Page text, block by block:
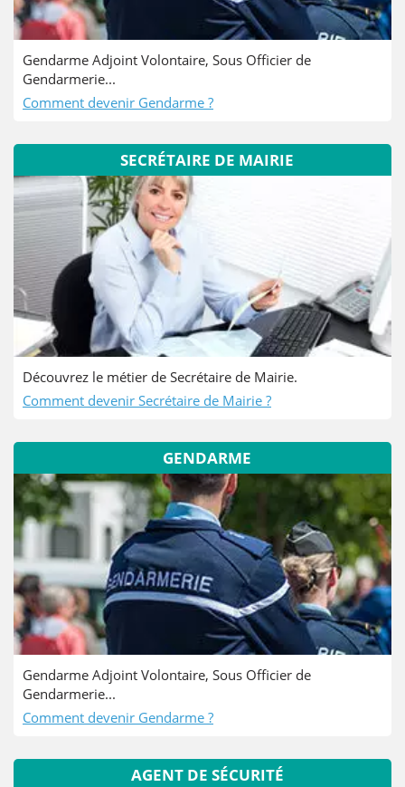
Gendarme Adjoint Volontaire, Sous Officier de
Gendarmerie...
Comment devenir Gendarme ?
SECRÉTAIRE DE MAIRIE
Découvrez le métier de Secrétaire de Mairie.
Comment devenir Secrétaire de Mairie ?
GENDARME
Gendarme Adjoint Volontaire, Sous Officier de
Gendarmerie...
Comment devenir Gendarme ?
AGENT DE SÉCURITÉ